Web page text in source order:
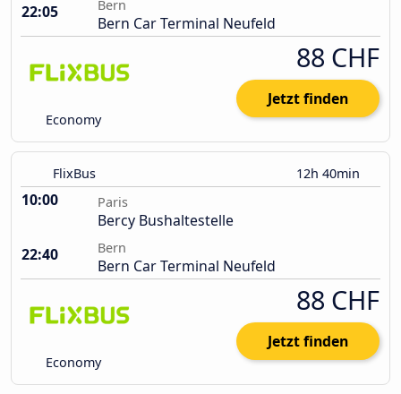
22:05
Bern
Bern Car Terminal Neufeld
Economy
88 CHF
Jetzt finden
FlixBus 12h 40min
10:00 Paris
Bercy Bushaltestelle
22:40
Bern
Bern Car Terminal Neufeld
Economy
88 CHF
Jetzt finden